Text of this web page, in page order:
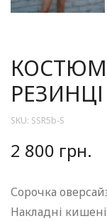
РЕЗИНЦІ
SKU: SSR5b-S
2 800 грн.
Сорочка
Накладні кишені